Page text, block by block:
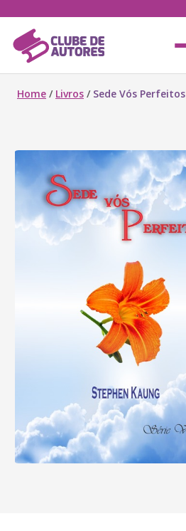
Home / Livros / Sede Vós Perfeitos